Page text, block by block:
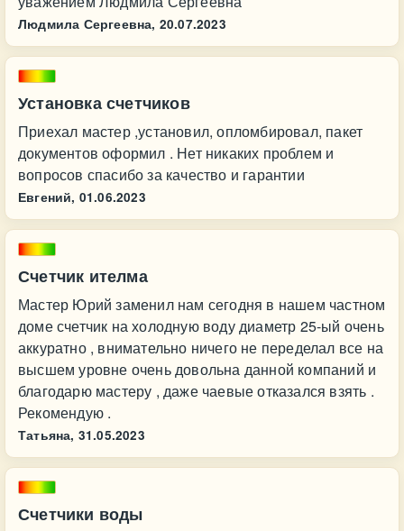
Людмила Сергеевна, 20.07.2023
Установка счетчиков
Приехал мастер ,установил, опломбировал, пакет
документов оформил . Нет никаких проблем и
вопросов спасибо за качество и гарантии
Евгений, 01.06.2023
Счетчик ителма
Мастер Юрий заменил нам сегодня в нашем частном
доме счетчик на холодную воду диаметр 25-ый очень
аккуратно , внимательно ничего не переделал все на
высшем уровне очень довольна данной компаний и
благодарю мастеру , даже чаевые отказался взять .
Рекомендую .
Татьяна, 31.05.2023
Счетчики воды